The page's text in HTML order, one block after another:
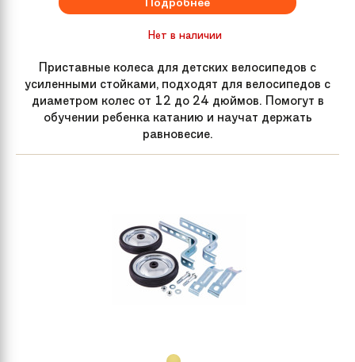
Нет в наличии
Приставные колеса для детских велосипедов с
усиленными стойками, подходят для велосипедов с
диаметром колес от 12 до 24 дюймов. Помогут в
обучении ребенка катанию и научат держать
равновесие.